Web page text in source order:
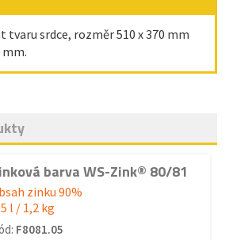
tvaru srdce, rozměr 510 x 370 mm
mm.
barva WS-Zink® 80/81
zinku 90%
l / 1,2 kg
F8081.05